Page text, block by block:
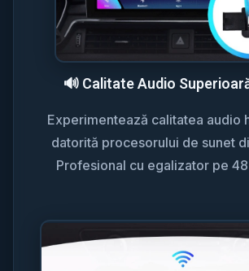
🔊 Calitate Audio
Experimentează calitatea audio
datorită procesorului de sunet
Profesional cu egalizator pe